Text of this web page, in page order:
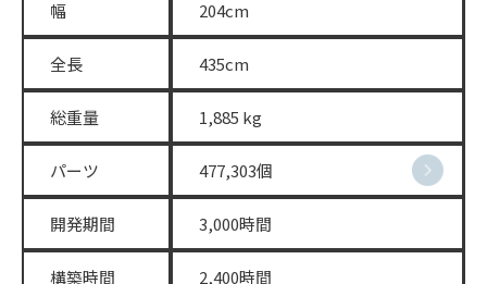
幅 204cm
全長 435cm
総重量 1,885 kg
パーツ 477,303個
開発期間 3,000時間
構築時間 2,400時間